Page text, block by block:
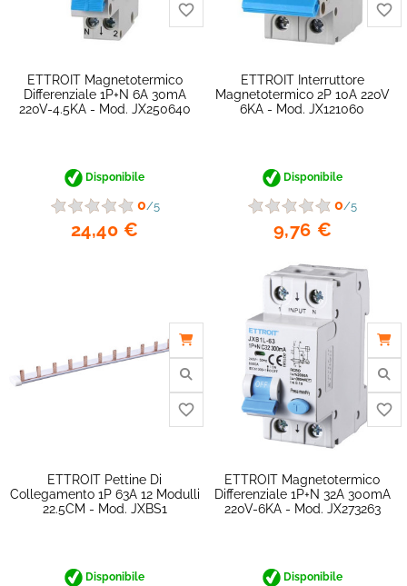
ETTROIT Magnetotermico
Differenziale 1P+N 6A 30mA
220V-4.5KA - Mod. JX250640
Disponibile
0/5
24,40 €
ETTROIT Interruttore
Magnetotermico 2P 10A 220V
6KA - Mod. JX121060
Disponibile
0/5
9,76 €
ETTROIT Pettine Di
Collegamento 1P 63A 12 Modulli
22.5CM - Mod. JXBS1
Disponibile
ETTROIT Magnetotermico
Differenziale 1P+N 32A 300mA
220V-6KA - Mod. JX273263
Disponibile